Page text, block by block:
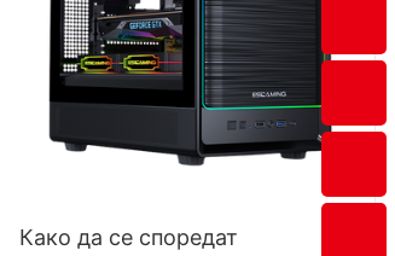
Како да се споредат